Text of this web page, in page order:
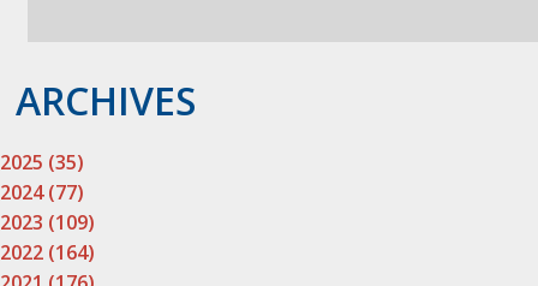
ARCHIVES
2025 (35)
2024 (77)
2023 (109)
2022 (164)